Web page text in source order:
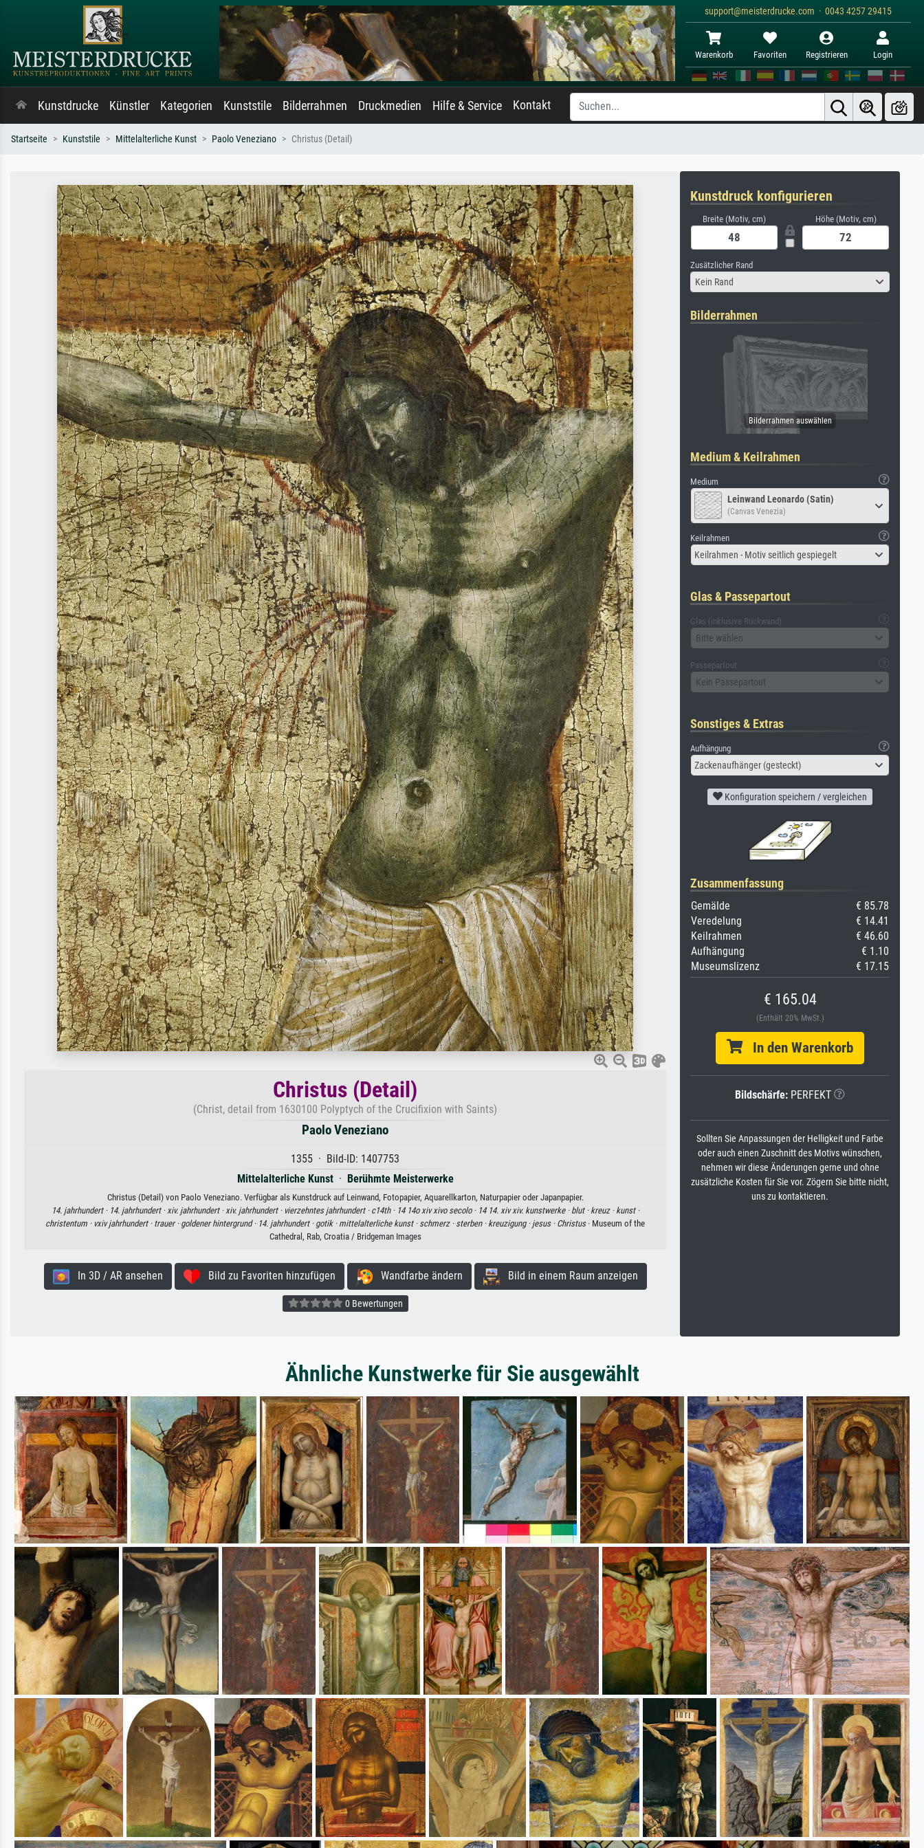
support@meisterdrucke.com · 0043 4257 29415
Warenkorb Favoriten Registrieren Login
Kunstdrucke Künstler Kategorien Kunststile Bilderrahmen Druckmedien Hilfe & Service Kontakt
Startseite Kunststile Mittelalterliche Kunst Paolo Veneziano Christus (Detail)
Christus (Detail)
(Christ, detail from 1630100 Polyptych of the Crucifixion with Saints)
Paolo Veneziano
1355 · Bild-ID: 1407753
Mittelalterliche Kunst· Berühmte Meisterwerke
Christus (Detail) von Paolo Veneziano. Verfügbar als Kunstdruck auf Leinwand, Fotopapier, Aquarellkarton, Naturpapier oder Japanpapier.
14. jahrhundert · 14. jahrhundert ·xiv. jahrhundert ·xiv. jahrhundert · vierzehntes jahrhundert · c14th · 14 14o xiv xivo secolo · 14 14. xiv xiv. kunstwerke · blut · kreuz · kunst ·
christentum · vxiv jahrhundert · trauer · goldener hintergrund · 14. jahrhundert · gotik · mittelalterliche kunst · schmerz · sterben · kreuzigung · jesus · Christus· Museum of the
Cathedral, Rab, Croatia / Bridgeman Images
In 3D / AR ansehen Bild zu Favoriten hinzufügen Wandfarbe ändern Bild in einem Raum anzeigen
0 Bewertungen
Kunstdruck konfigurieren
Breite (Motiv, cm) Höhe (Motiv, cm)
Zusätzlicher Rand
Kein Rand
Bilderrahmen
Medium & Keilrahmen
Medium
Leinwand Leonardo (Satin)
(Canvas Venezia)
Keilrahmen
Keilrahmen - Motiv seitlich gespiegelt
Glas & Passepartout
Glas (inklusive Rückwand)
Bitte wählen
Passepartout
Kein Passepartout
Sonstiges & Extras
Aufhängung
Zackenaufhänger (gesteckt)
Konfiguration speichern / vergleichen
Zusammenfassung
Gemälde
€ 85.78
Veredelung
€ 14.41
Keilrahmen
€ 46.60
Aufhängung
€ 1.10
Museumslizenz
€ 17.15
€ 165.04
(Enthält 20% MwSt.)
In den Warenkorb
Bildschärfe: PERFEKT
Sollten Sie Anpassungen der Helligkeit und Farbe
oder auch einen Zuschnitt des Motivs wünschen,
nehmen wir diese Änderungen gerne und ohne
zusätzliche Kosten für Sie vor. Zögern Sie bitte nicht,
uns zu kontaktieren.
Ähnliche Kunstwerke für Sie ausgewählt